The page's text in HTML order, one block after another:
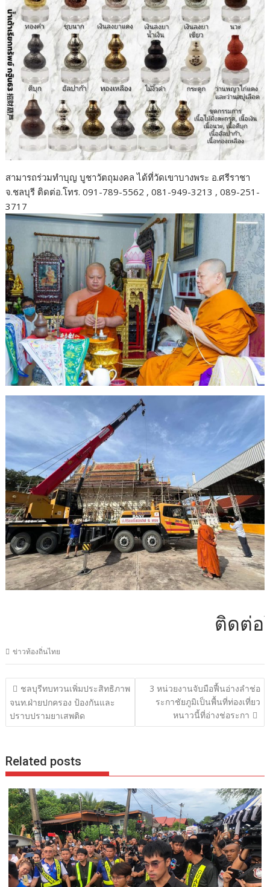
สามารถร่วมทำบุญ บูชาวัตถุมงคล ได้ที่วัดเขาบางพระ อ.ศรีราชา
จ.ชลบุรี ติดต่อ.โทร. 091-789-5562 , 081-949-3213 , 089-251-
3717
ติดต่อโฆษ
ข่าวท้องถิ่นไทย
แนะแนว
เรื่อง
ชลบุรีทบทวนเพิ่มประสิทธิภาพ
จนท.ฝ่ายปกครอง ป้องกันและ
ปราบปรามยาเสพติด
3 หน่วยงานจับมือฟื้นอ่างลำช่อ
ระกาชัยภูมิเป็นพื้นที่ท่องเที่ยว
หนาวนี้ที่อ่างช่อระกา
Related posts